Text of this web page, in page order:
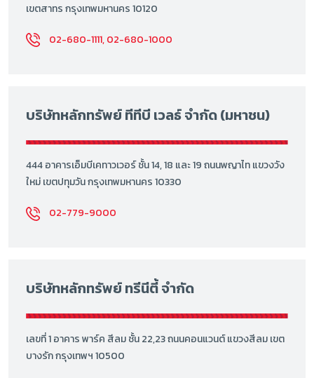
เขตสาทร กรุงเทพมหานคร 10120
02-680-1111, 02-680-1000
บริษัทหลักทรัพย์ ทีทีบี เวลธ์ จำกัด (มหาชน)
444 อาคารเอ็มบีเคทาวเวอร์ ชั้น 14, 18 และ 19 ถนนพญาไท แขวงวัง
ใหม่ เขตปทุมวัน กรุงเทพมหานคร 10330
02-779-9000
บริษัทหลักทรัพย์ ทรีนีตี้ จำกัด
เลขที่ 1 อาคาร พาร์ค สีลม ชั้น 22,23 ถนนคอนแวนต์ แขวงสีลม เขต
บางรัก กรุงเทพฯ 10500